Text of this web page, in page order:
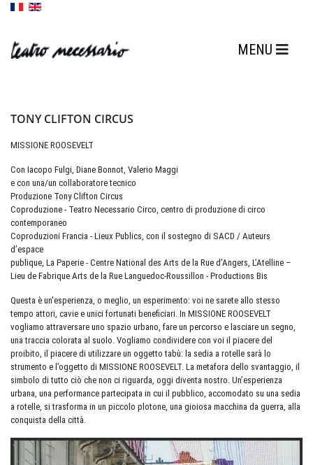
TONY CLIFTON CIRCUS
MISSIONE ROOSEVELT
Con Iacopo Fulgi, Diane Bonnot, Valerio Maggi
e con una/un collaboratore tecnico
Produzione Tony Clifton Circus
Coproduzione - Teatro Necessario Circo, centro di produzione di circo
contemporaneo
Coproduzioni Francia - Lieux Publics, con il sostegno di SACD / Auteurs
d’espace
publique, La Paperie - Centre National des Arts de la Rue d’Angers, L’Atelline –
Lieu de Fabrique Arts de la Rue Languedoc-Roussillon - Productions Bis
Questa è un'esperienza, o meglio, un esperimento: voi ne sarete allo stesso
tempo attori, cavie e unici fortunati beneficiari. In MISSIONE ROOSEVELT
vogliamo attraversare uno spazio urbano, fare un percorso e lasciare un segno,
una traccia colorata al suolo. Vogliamo condividere con voi il piacere del
proibito, il piacere di utilizzare un oggetto tabù: la sedia a rotelle sarà lo
strumento e l’oggetto di MISSIONE ROOSEVELT. La metafora dello svantaggio, il
simbolo di tutto ciò che non ci riguarda, oggi diventa nostro. Un’esperienza
urbana, una performance partecipata in cui il pubblico, accomodato su una sedia
a rotelle, si trasforma in un piccolo plotone, una gioiosa macchina da guerra, alla
conquista della città.